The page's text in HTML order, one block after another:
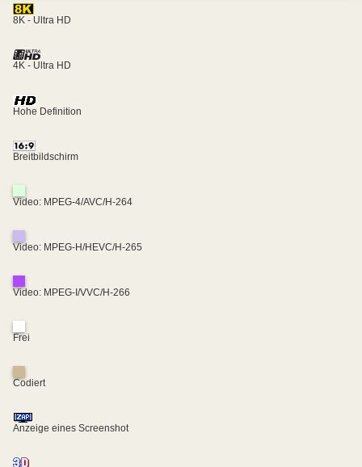
8K - Ultra HD
4K - Ultra HD
Hohe Definition
Breitbildschirm
Video: MPEG-4/AVC/H-264
Video: MPEG-H/HEVC/H-265
Video: MPEG-I/VVC/H-266
Frei
Codiert
Anzeige eines Screenshot